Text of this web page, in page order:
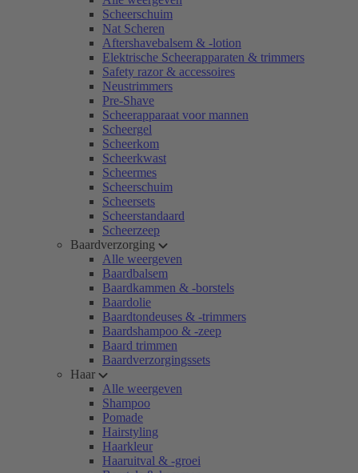
Scheerschuim
Nat Scheren
Aftershavebalsem & -lotion
Elektrische Scheerapparaten & trimmers
Safety razor & accessoires
Neustrimmers
Pre-Shave
Scheerapparaat voor mannen
Scheergel
Scheerkom
Scheerkwast
Scheermes
Scheerschuim
Scheersets
Scheerstandaard
Scheerzeep
Baardverzorging
Alle weergeven
Baardbalsem
Baardkammen & -borstels
Baardolie
Baardtondeuses & -trimmers
Baardshampoo & -zeep
Baard trimmen
Baardverzorgingssets
Haar
Alle weergeven
Shampoo
Pomade
Hairstyling
Haarkleur
Haaruitval & -groei